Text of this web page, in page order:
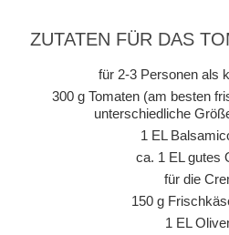
ZUTATEN FÜR DAS
für 2-3 Personen als
300 g Tomaten (am besten
unterschiedliche
1 EL
ca. 1 EL gutes
für die
150 g
1 EL